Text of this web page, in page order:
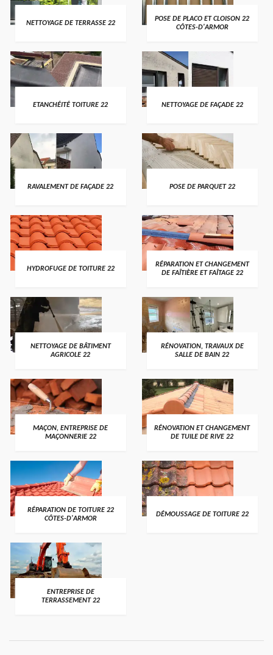
NETTOYAGE DE TERRASSE 22
POSE DE PLACO ET CLOISON 22
CÔTES-D'ARMOR
ETANCHÉITÉ TOITURE 22 NETTOYAGE DE FAÇADE 22
RAVALEMENT DE FAÇADE 22 POSE DE PARQUET 22
HYDROFUGE DE TOITURE 22
RÉPARATION ET CHANGEMENT
DE FAÎTIÈRE ET FAÎTAGE 22
NETTOYAGE DE BÂTIMENT
AGRICOLE 22
RÉNOVATION, TRAVAUX DE
SALLE DE BAIN 22
MAÇON, ENTREPRISE DE
MAÇONNERIE 22
RÉNOVATION ET CHANGEMENT
DE TUILE DE RIVE 22
RÉPARATION DE TOITURE 22
CÔTES-D'ARMOR
DÉMOUSSAGE DE TOITURE 22
ENTREPRISE DE
TERRASSEMENT 22